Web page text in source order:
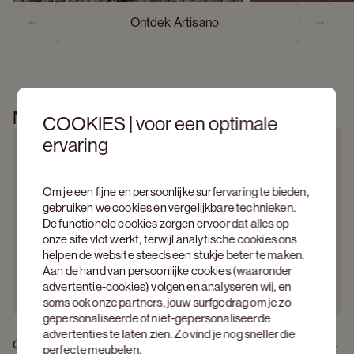
COOKIES | voor een optimale
ervaring
Om je een fijne en persoonlijke surfervaring te bieden,
gebruiken we cookies en vergelijkbare technieken.
De functionele cookies zorgen ervoor dat alles op
onze site vlot werkt, terwijl analytische cookies ons
helpen de website steeds een stukje beter te maken.
Aan de hand van persoonlijke cookies (waaronder
advertentie-cookies) volgen en analyseren wij, en
soms ook onze partners, jouw surfgedrag om je zo
gepersonaliseerde of niet-gepersonaliseerde
advertenties te laten zien. Zo vind je nog sneller die
perfecte meubelen.
Ontdek Artisano
Meer informatie
Omschrijving